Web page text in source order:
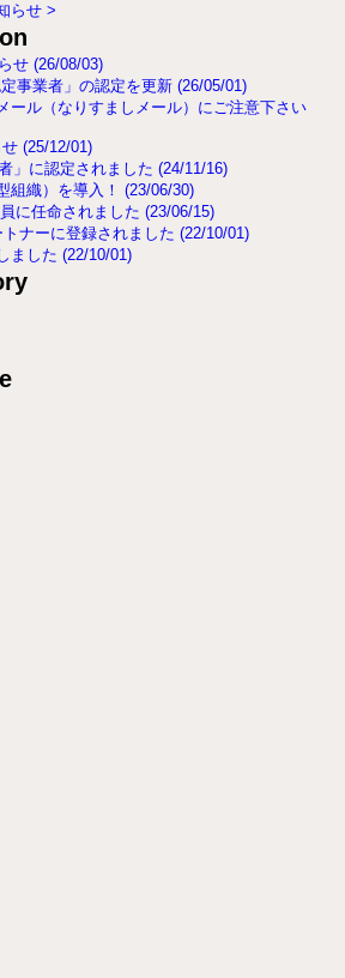
らせ >
せ (26/08/03)
事業者」の認定を更新 (26/05/01)
ール（なりすましメール）にご注意下さい
(25/12/01)
」に認定されました (24/11/16)
織）を導入！ (23/06/30)
に任命されました (23/06/15)
ナーに登録されました (22/10/01)
ました (22/10/01)